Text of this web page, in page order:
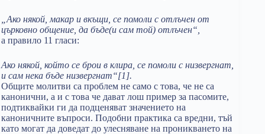
„Ако някой, макар и вкъщи, се помоли с отлъчен от
църковно общение, да бъде(и сам той) отлъчен“,
а правило 11 гласи:
Ако някой, който се брои в клира, се помоли с низвергнат,
и сам нека бъде низвергнат“[1].
Общите молитви са проблем не само с това, че не са
канонични, а и с това че дават лош пример за пасомите,
подтиквайки ги да подценяват значението на
каноничните въпроси. Подобни практика са вредни, тъй
като могат да доведат до улесняване на проникването на